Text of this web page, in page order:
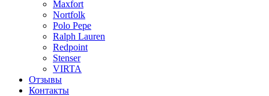
Maxfort
Nortfolk
Polo Pepe
Ralph Lauren
Redpoint
Stenser
VIRTA
Отзывы
Контакты